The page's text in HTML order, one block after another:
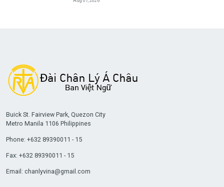
Buick St. Fairview Park, Quezon City
Metro Manila 1106 Philippines
Phone: +632 89390011 - 15
Fax: +632 89390011 - 15
Email: chanlyvina@gmail.com